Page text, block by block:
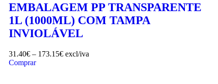
EMBALAGEM PP TRANSPARENTE
1L (1000ML) COM TAMPA
INVIOLÁVEL
31.40€ – 173.15€ excl/iva
Comprar